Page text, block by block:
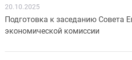
20.10.2025
Подготовка к заседанию Совета
экономической комиссии